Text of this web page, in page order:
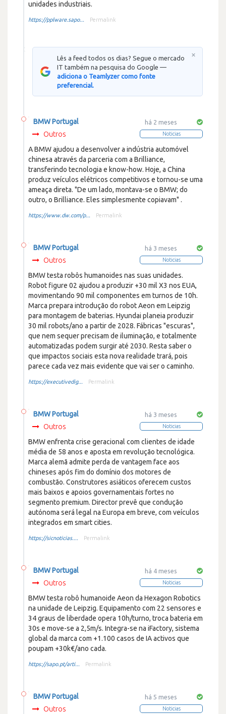
unidades industriais.
https://pplware.sapo... Permalink
Lês a feed todos os dias? Segue o mercado
IT também na pesquisa do Google —
adiciona o Teamlyzer como fonte
preferencial.
×
há 2 meses
Noticias
BMW Portugal
Outros
A BMW ajudou a desenvolver a indústria automóvel
chinesa através da parceria com a Brilliance,
transferindo tecnologia e know-how. Hoje, a China
produz veículos elétricos competitivos e tornou-se uma
ameaça direta. "De um lado, montava-se o BMW; do
outro, o Brilliance. Eles simplesmente copiavam" .
https://www.dw.com/p... Permalink
há 3 meses
Noticias
BMW Portugal
Outros
BMW testa robôs humanoides nas suas unidades.
Robot figure 02 ajudou a produzir +30 mil X3 nos EUA,
movimentando 90 mil componentes em turnos de 10h.
Marca prepara introdução do robot Aeon em Leipzig
para montagem de baterias. Hyundai planeia produzir
30 mil robots/ano a partir de 2028. Fábricas "escuras",
que nem sequer precisam de iluminação, e totalmente
automatizadas podem surgir até 2030. Resta saber o
que impactos sociais esta nova realidade trará, pois
parece cada vez mais evidente que vai ser o caminho.
https://executivedig... Permalink
há 3 meses
Noticias
BMW Portugal
Outros
BMW enfrenta crise geracional com clientes de idade
média de 58 anos e aposta em revolução tecnológica.
Marca alemã admite perda de vantagem face aos
chineses após fim do domínio dos motores de
combustão. Construtores asiáticos oferecem custos
mais baixos e apoios governamentais fortes no
segmento premium. Director prevê que condução
autónoma será legal na Europa em breve, com veículos
integrados em smart cities.
https://sicnoticias.... Permalink
há 4 meses
Noticias
BMW Portugal
Outros
BMW testa robô humanoide Aeon da Hexagon Robotics
na unidade de Leipzig. Equipamento com 22 sensores e
34 graus de liberdade opera 10h/turno, troca bateria em
30s e move-se a 2,5m/s. Integra-se na iFactory, sistema
global da marca com +1.100 casos de IA activos que
poupam +30k€/ano cada.
https://sapo.pt/arti... Permalink
há 5 meses
Noticias
BMW Portugal
Outros